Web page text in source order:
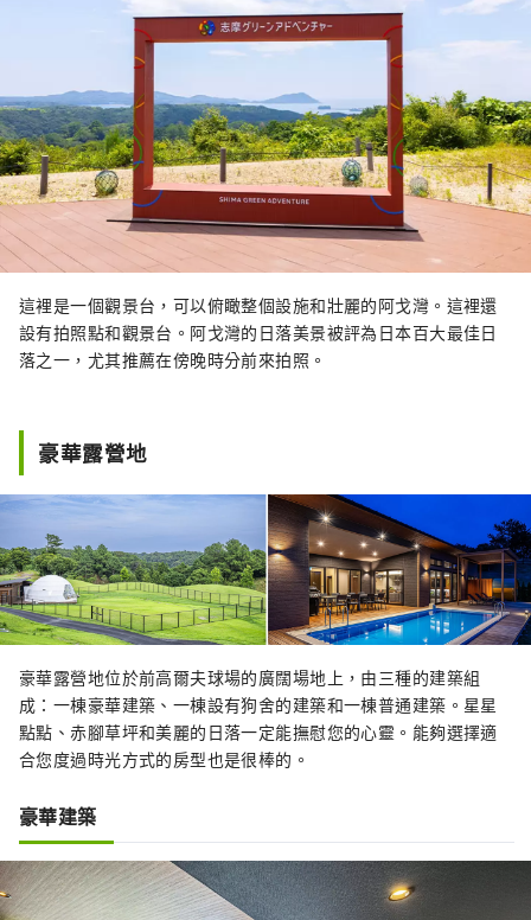
這裡是一個觀景台，可以俯瞰整個設施和壯麗的阿戈灣。這裡還
設有拍照點和觀景台。阿戈灣的日落美景被評為日本百大最佳日
落之一，尤其推薦在傍晚時分前來拍照。
豪華露營地
豪華露營地位於前高爾夫球場的廣闊場地上，由三種的建築組
成：一棟豪華建築、一棟設有狗舍的建築和一棟普通建築。星星
點點、赤腳草坪和美麗的日落一定能撫慰您的心靈。能夠選擇適
合您度過時光方式的房型也是很棒的。
豪華建築